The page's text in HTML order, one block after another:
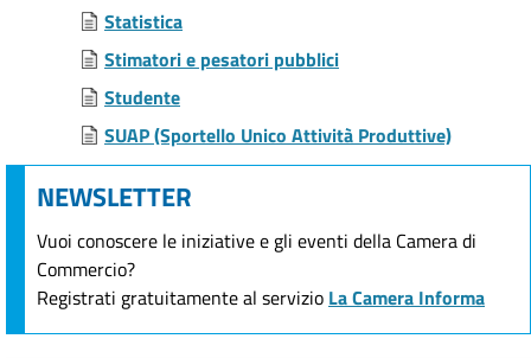
Statistica
Stimatori e pesatori pubblici
Studente
SUAP (Sportello Unico Attività Produttive)
NEWSLETTER
Vuoi conoscere le iniziative e gli eventi della Camera di
Commercio?
Registrati gratuitamente al servizio La Camera Informa